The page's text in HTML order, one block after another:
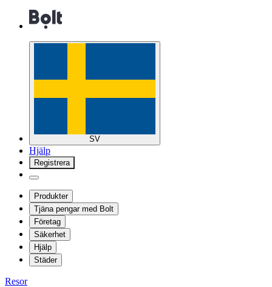
SV
Hjälp
Registrera
Produkter
Tjäna pengar med Bolt
Företag
Säkerhet
Hjälp
Städer
Resor